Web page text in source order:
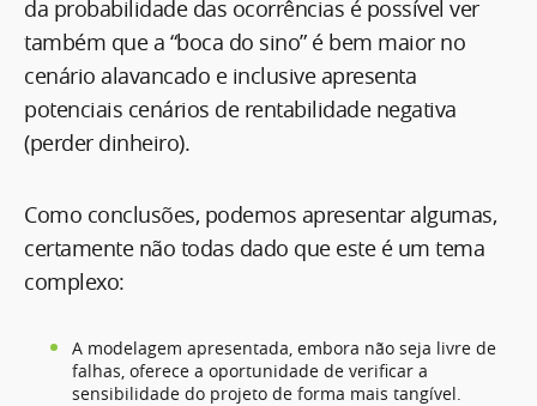
da probabilidade das ocorrências é possível ver
também que a “boca do sino” é bem maior no
cenário alavancado e inclusive apresenta
potenciais cenários de rentabilidade negativa
(perder dinheiro).
Como conclusões, podemos apresentar algumas,
certamente não todas dado que este é um tema
complexo:
A modelagem apresentada, embora não seja livre de
falhas, oferece a oportunidade de verificar a
sensibilidade do projeto de forma mais tangível.